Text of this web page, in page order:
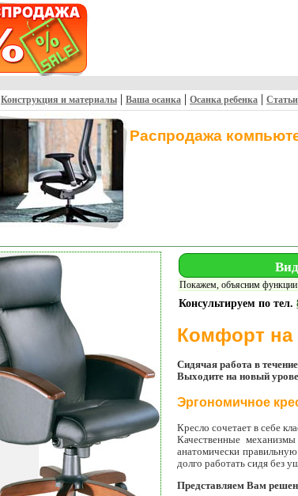
Конструкция и материалы | Ваша осанка | Осанка ребенка | Статьи
Распродажа
Покажем, объясним функции
Консультируем по тел.
Комфорт на
Сидячая работа в
Выходите на новый
Эргономичное
Кресло сочетает в себе
Качественные
анатомически
долго работать сидя без
Представляем Вам